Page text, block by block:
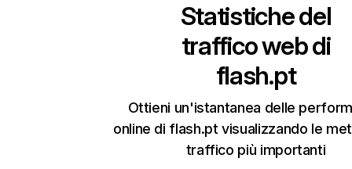
Statistiche del
traffico web di
flash.pt
Ottieni un'istantanea delle
online di flash.pt visualizzando le
traffico più importanti